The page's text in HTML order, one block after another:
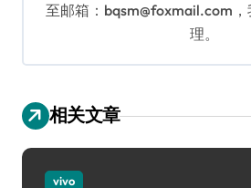
至邮箱：bqsm@foxmail.com
理。
相关文章
vivo